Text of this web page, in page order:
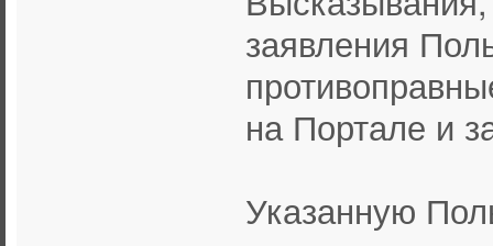
заявления
на Портале и
Указанную